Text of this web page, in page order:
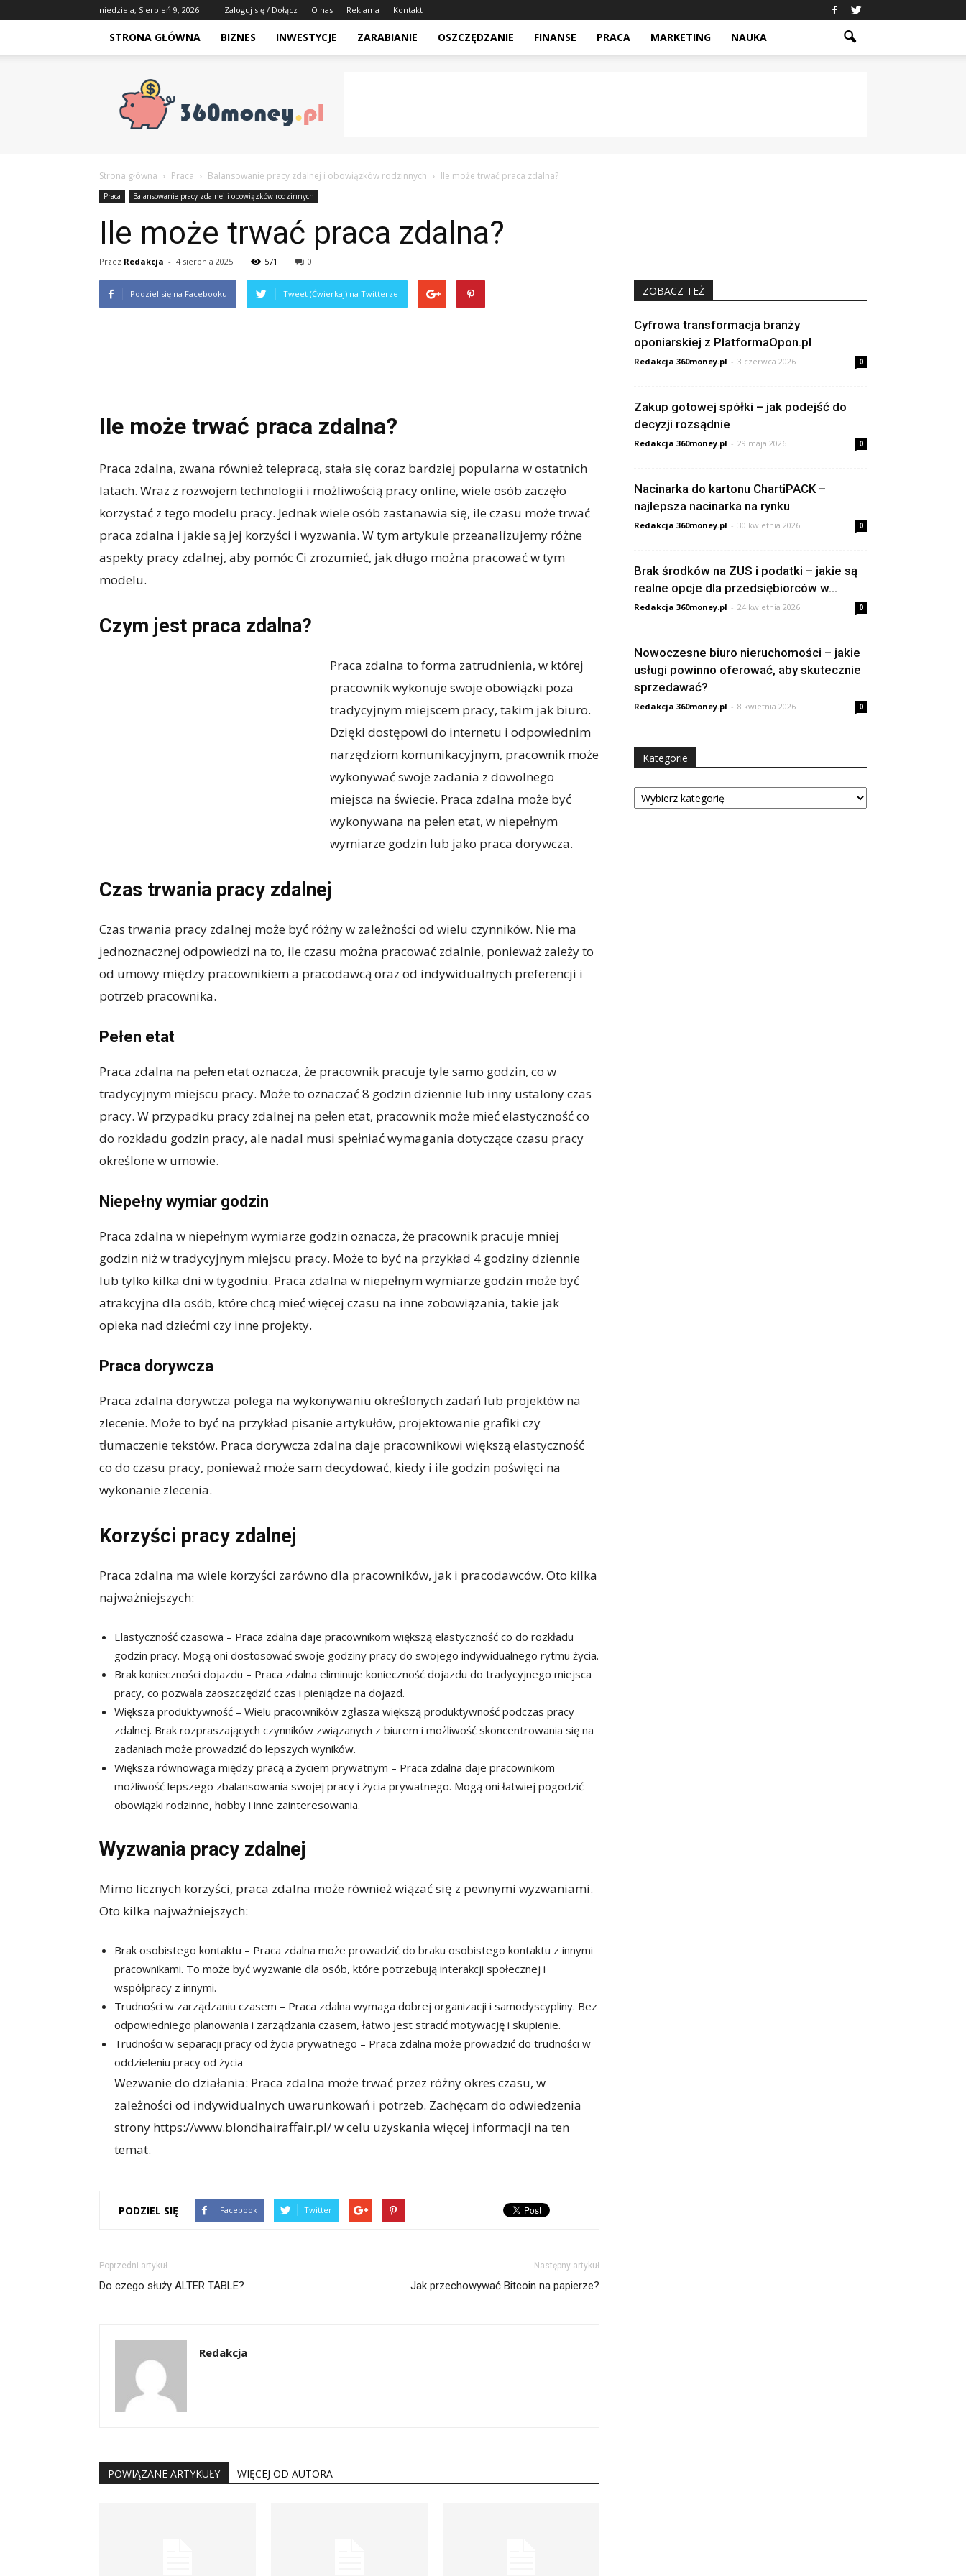
niedziela, Sierpień 9, 2026 Zaloguj się / Dołącz O nas Reklama Kontakt
STRONA GŁÓWNA BIZNES INWESTYCJE ZARABIANIE OSZCZĘDZANIE FINANSE PRACA MARKETING NAUKA
Strona główna Praca Balansowanie pracy zdalnej i obowiązków rodzinnych Ile może trwać praca zdalna?
Praca Balansowanie pracy zdalnej i obowiązków rodzinnych
Ile może trwać praca zdalna?
Przez Redakcja - 4 sierpnia 2025 571 0
Podziel się na Facebooku Tweet (Ćwierkaj) na Twitterze
Ile może trwać praca zdalna?
Praca zdalna, zwana również telepracą, stała się coraz bardziej popularna w ostatnich
latach. Wraz z rozwojem technologii i możliwością pracy online, wiele osób zaczęło
korzystać z tego modelu pracy. Jednak wiele osób zastanawia się, ile czasu może trwać
praca zdalna i jakie są jej korzyści i wyzwania. W tym artykule przeanalizujemy różne
aspekty pracy zdalnej, aby pomóc Ci zrozumieć, jak długo można pracować w tym
modelu.
Czym jest praca zdalna?
Praca zdalna to forma zatrudnienia, w której
pracownik wykonuje swoje obowiązki poza
tradycyjnym miejscem pracy, takim jak biuro.
Dzięki dostępowi do internetu i odpowiednim
narzędziom komunikacyjnym, pracownik może
wykonywać swoje zadania z dowolnego
miejsca na świecie. Praca zdalna może być
wykonywana na pełen etat, w niepełnym
wymiarze godzin lub jako praca dorywcza.
Czas trwania pracy zdalnej
Czas trwania pracy zdalnej może być różny w zależności od wielu czynników. Nie ma
jednoznacznej odpowiedzi na to, ile czasu można pracować zdalnie, ponieważ zależy to
od umowy między pracownikiem a pracodawcą oraz od indywidualnych preferencji i
potrzeb pracownika.
Pełen etat
Praca zdalna na pełen etat oznacza, że pracownik pracuje tyle samo godzin, co w
tradycyjnym miejscu pracy. Może to oznaczać 8 godzin dziennie lub inny ustalony czas
pracy. W przypadku pracy zdalnej na pełen etat, pracownik może mieć elastyczność co
do rozkładu godzin pracy, ale nadal musi spełniać wymagania dotyczące czasu pracy
określone w umowie.
Niepełny wymiar godzin
Praca zdalna w niepełnym wymiarze godzin oznacza, że pracownik pracuje mniej
godzin niż w tradycyjnym miejscu pracy. Może to być na przykład 4 godziny dziennie
lub tylko kilka dni w tygodniu. Praca zdalna w niepełnym wymiarze godzin może być
atrakcyjna dla osób, które chcą mieć więcej czasu na inne zobowiązania, takie jak
opieka nad dziećmi czy inne projekty.
Praca dorywcza
Praca zdalna dorywcza polega na wykonywaniu określonych zadań lub projektów na
zlecenie. Może to być na przykład pisanie artykułów, projektowanie grafiki czy
tłumaczenie tekstów. Praca dorywcza zdalna daje pracownikowi większą elastyczność
co do czasu pracy, ponieważ może sam decydować, kiedy i ile godzin poświęci na
wykonanie zlecenia.
Korzyści pracy zdalnej
Praca zdalna ma wiele korzyści zarówno dla pracowników, jak i pracodawców. Oto kilka
najważniejszych:
Elastyczność czasowa – Praca zdalna daje pracownikom większą elastyczność co do rozkładu
godzin pracy. Mogą oni dostosować swoje godziny pracy do swojego indywidualnego rytmu życia.
Brak konieczności dojazdu – Praca zdalna eliminuje konieczność dojazdu do tradycyjnego miejsca
pracy, co pozwala zaoszczędzić czas i pieniądze na dojazd.
Większa produktywność – Wielu pracowników zgłasza większą produktywność podczas pracy
zdalnej. Brak rozpraszających czynników związanych z biurem i możliwość skoncentrowania się na
zadaniach może prowadzić do lepszych wyników.
Większa równowaga między pracą a życiem prywatnym – Praca zdalna daje pracownikom
możliwość lepszego zbalansowania swojej pracy i życia prywatnego. Mogą oni łatwiej pogodzić
obowiązki rodzinne, hobby i inne zainteresowania.
Wyzwania pracy zdalnej
Mimo licznych korzyści, praca zdalna może również wiązać się z pewnymi wyzwaniami.
Oto kilka najważniejszych:
Brak osobistego kontaktu – Praca zdalna może prowadzić do braku osobistego kontaktu z innymi
pracownikami. To może być wyzwanie dla osób, które potrzebują interakcji społecznej i
współpracy z innymi.
Trudności w zarządzaniu czasem – Praca zdalna wymaga dobrej organizacji i samodyscypliny. Bez
odpowiedniego planowania i zarządzania czasem, łatwo jest stracić motywację i skupienie.
Trudności w separacji pracy od życia prywatnego – Praca zdalna może prowadzić do trudności w
oddzieleniu pracy od życia
Wezwanie do działania: Praca zdalna może trwać przez różny okres czasu, w
zależności od indywidualnych uwarunkowań i potrzeb. Zachęcam do odwiedzenia
strony https://www.blondhairaffair.pl/ w celu uzyskania więcej informacji na ten
temat.
PODZIEL SIĘ Facebook Twitter
Poprzedni artykuł
Do czego służy ALTER TABLE?
Następny artykuł
Jak przechowywać Bitcoin na papierze?
Redakcja
POWIĄZANE ARTYKUŁY WIĘCEJ OD AUTORA
ZOBACZ TEŻ
Cyfrowa transformacja branży
oponiarskiej z PlatformaOpon.pl
Redakcja 360money.pl - 3 czerwca 2026 0
Zakup gotowej spółki – jak podejść do
decyzji rozsądnie
Redakcja 360money.pl - 29 maja 2026 0
Nacinarka do kartonu ChartiPACK –
najlepsza nacinarka na rynku
Redakcja 360money.pl - 30 kwietnia 2026 0
Brak środków na ZUS i podatki – jakie są
realne opcje dla przedsiębiorców w...
Redakcja 360money.pl - 24 kwietnia 2026 0
Nowoczesne biuro nieruchomości – jakie
usługi powinno oferować, aby skutecznie
sprzedawać?
Redakcja 360money.pl - 8 kwietnia 2026 0
Kategorie
Kategorie